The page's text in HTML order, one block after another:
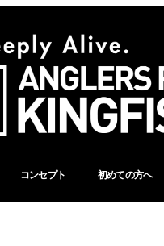
コンセプト 初めての方へ